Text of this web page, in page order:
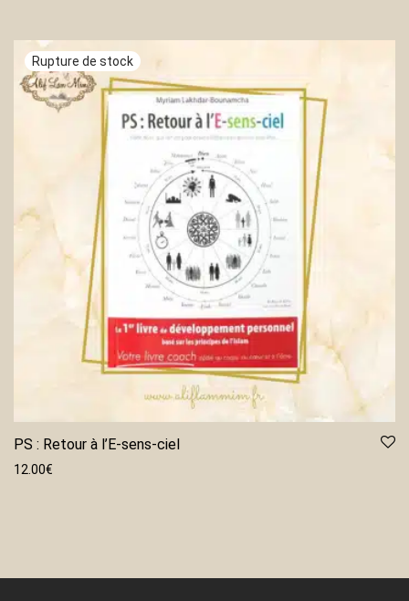
PS : Retour à l’E-sens-ciel
12.00€